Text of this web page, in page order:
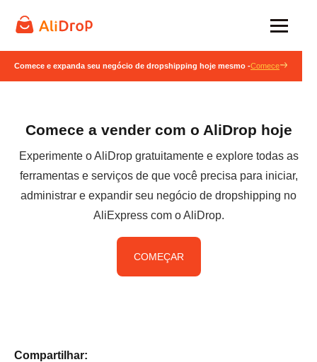
Comece e expanda seu negócio de dropshipping hoje mesmo -Comece
Comece a vender com o AliDrop hoje
Experimente o AliDrop gratuitamente e explore todas as
ferramentas e serviços de que você precisa para iniciar,
administrar e expandir seu negócio de dropshipping no
AliExpress com o AliDrop.
COMEÇAR
Compartilhar: